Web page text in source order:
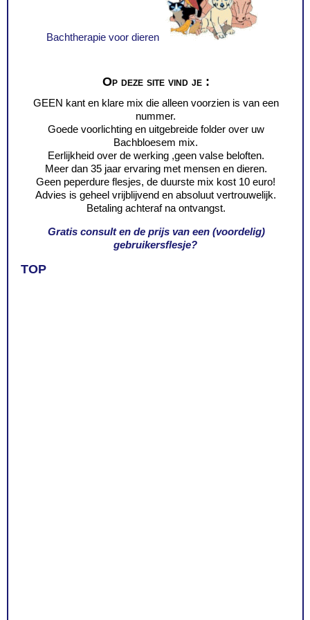
Bachtherapie voor dieren
Op deze site vind je :
GEEN kant en klare mix die alleen voorzien is van een
nummer.
Goede voorlichting en uitgebreide folder over uw
Bachbloesem mix.
Eerlijkheid over de werking ,geen valse beloften.
Meer dan 35 jaar ervaring met mensen en dieren.
Geen peperdure flesjes, de duurste mix kost 10 euro!
Advies is geheel vrijblijvend en absoluut vertrouwelijk.
Betaling achteraf na ontvangst.
Gratis consult en de prijs van een (voordelig)
gebruikersflesje?
TOP